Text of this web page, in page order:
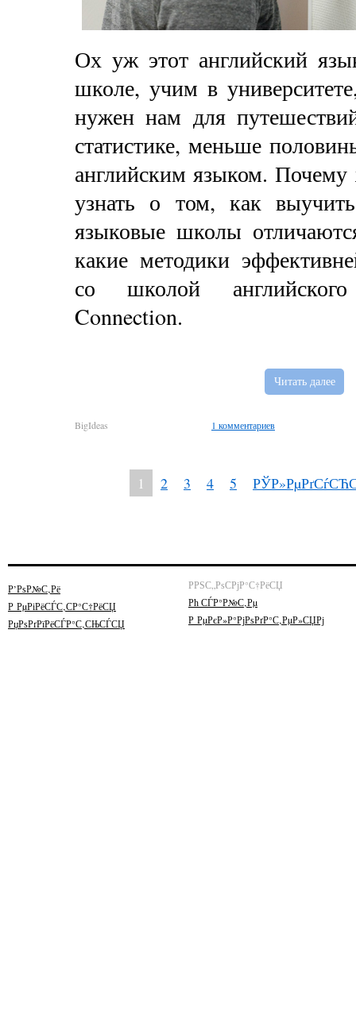
Ох уж этот английский
школе, учим в
нужен нам для
статистике, меньше
английским языком.
узнать о том, как
языковые школы
какие методики
со школой
Connection.
Читать далее
BigIdeas 1 комментариев
1 2 3 4 5
Р’РѕР№С‚Рё
Р РµРіРёСЃС‚СР°С†РёСЏ
РџРѕРґРїРёСЃР°С‚СЊСЃСЏ
РРЅС„РѕСРјР°С†РёСЏ
Рћ СЃР°Р№С‚Рµ
Р РµРєР»Р°РјРѕРґР°С‚РµР»СЏРј